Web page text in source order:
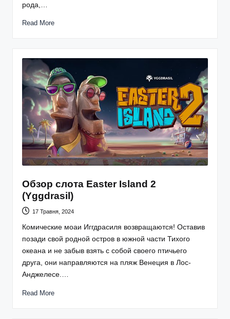
рода,…
Read More
Обзор слота Easter Island 2
(Yggdrasil)
17 Травня, 2024
Комические моаи Иггдрасиля возвращаются! Оставив
позади свой родной остров в южной части Тихого
океана и не забыв взять с собой своего птичьего
друга, они направляются на пляж Венеция в Лос-
Анджелесе.…
Read More